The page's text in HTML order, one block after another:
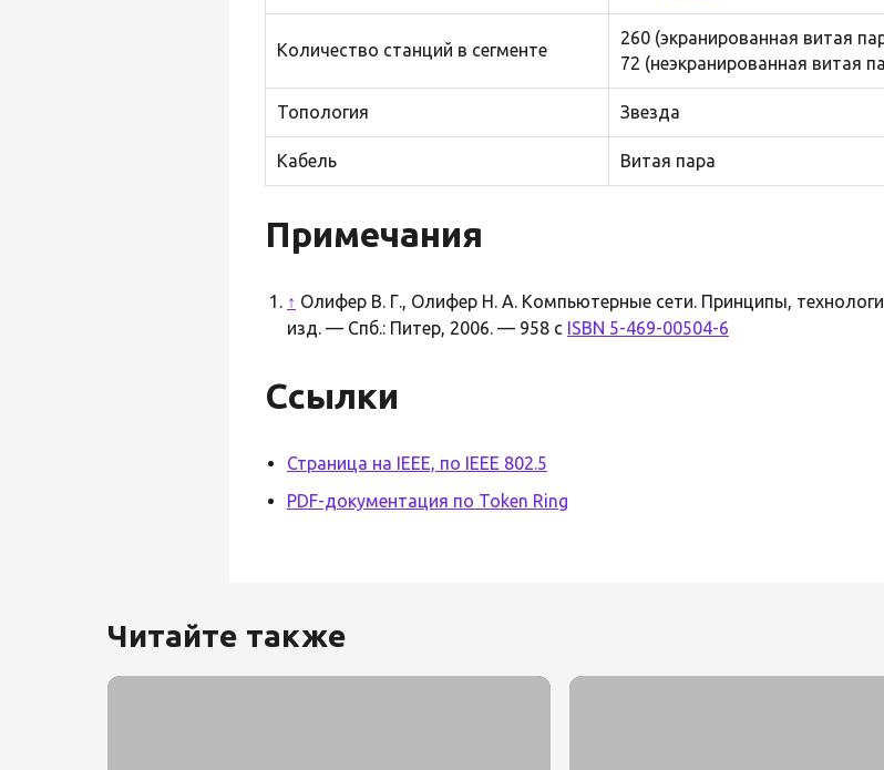
Количество станций в сегменте
260 (экранированная витая
72 (неэкранированная витая
Топология Звезда
Кабель Витая пара
Примечания
↑ Олифер В. Г., Олифер Н. А. Компьютерные сети. Принципы,
изд. — Спб.: Питер, 2006. — 958 с ISBN 5-469-00504-6
Ссылки
Страница на IEEE, по IEEE 802.5
PDF-документация по Token Ring
Читайте также